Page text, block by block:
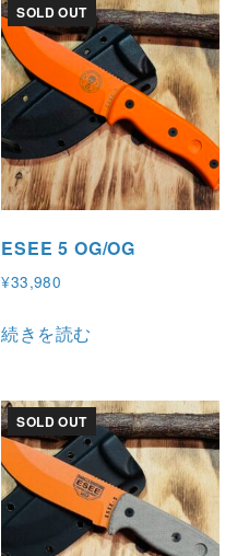
SOLD OUT
ESEE 5 OG/OG
¥33,980
続きを読む
SOLD OUT